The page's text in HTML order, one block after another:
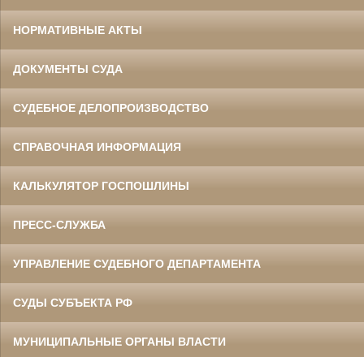
НОРМАТИВНЫЕ АКТЫ
ДОКУМЕНТЫ СУДА
СУДЕБНОЕ ДЕЛОПРОИЗВОДСТВО
СПРАВОЧНАЯ ИНФОРМАЦИЯ
КАЛЬКУЛЯТОР ГОСПОШЛИНЫ
ПРЕСС-СЛУЖБА
УПРАВЛЕНИЕ СУДЕБНОГО ДЕПАРТАМЕНТА
СУДЫ СУБЪЕКТА РФ
МУНИЦИПАЛЬНЫЕ ОРГАНЫ ВЛАСТИ